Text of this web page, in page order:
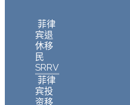
菲律
宾退
休移
民
SRRV
菲律
宾投
资移